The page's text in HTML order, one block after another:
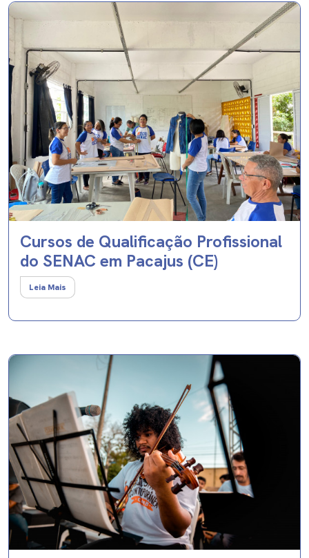
Cursos de Qualificação Profissional
do SENAC em Pacajus (CE)
Leia Mais